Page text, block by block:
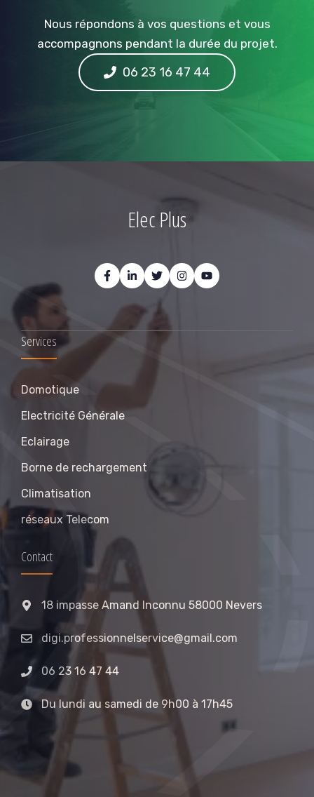
Nous répondons à vos questions et vous
accompagnons pendant la durée du projet.
06 23 16 47 44
Elec Plus
Services
Domotique
Electricité Générale
Eclairage
Borne de rechargement
Climatisation
réseaux Telecom
Contact
18 impasse Amand Inconnu 58000 Nevers
digi.professionnelservice@gmail.com
06 23 16 47 44
Du lundi au samedi de 9h00 à 17h45